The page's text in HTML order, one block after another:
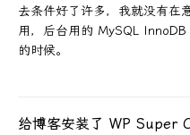
去条件好了许多，我就没有在
用，后台用的 MySQL
的时候。
给博客安装了 WP Super